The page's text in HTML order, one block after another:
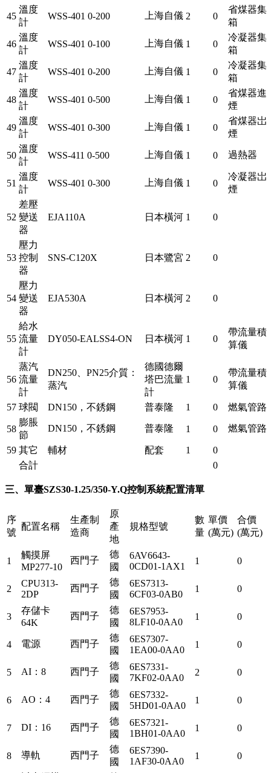
45
溫度
計
WSS-401 0-200 上海自儀 2 0
省煤器集
箱
46
溫度
計
WSS-401 0-100 上海自儀 1 0
冷凝器集
箱
47
溫度
計
WSS-401 0-200 上海自儀 1 0
冷凝器集
箱
48
溫度
計
WSS-401 0-500 上海自儀 1 0
省煤器進
煙
49
溫度
計
WSS-401 0-300 上海自儀 1 0
省煤器岀
煙
50
溫度
計
WSS-411 0-500 上海自儀 1 0 過熱器
51
溫度
計
WSS-401 0-300 上海自儀 1 0
冷凝器岀
煙
52
差壓
變送
器
EJA110A 日本橫河 1 0
53
壓力
控制
器
SNS-C120X 日本鷺宮 2 0
54
壓力
變送
器
EJA530A 日本橫河 2 0
55
給水
流量
計
DY050-EALSS4-ON 日本橫河 1 0
帶流量積
算儀
56
蒸汽
流量
計
DN250、PN25介質：
蒸汽
德國德爾
塔巴流量
計
1 0
帶流量積
算儀
57 球閥 DN150，不銹鋼 普泰隆 1 0 燃氣管路
58
膨脹
節
DN150，不銹鋼 普泰隆 1 0 燃氣管路
59 其它 輔材 配套 1
0
合計
0
三、單臺SZS30-1.25/350-Y.Q控制系統配置清單
序
號
配置名稱
生產制
造商
原
產
地
規格型號
數
量
單價
(萬元)
合價
(萬元)
1
觸摸屏
MP277-10
西門子
德
國
6AV6643-
0CD01-1AX1
1 0
2
CPU313-
2DP
西門子
德
國
6ES7313-
6CF03-0AB0
1 0
3
存儲卡
64K
西門子
德
國
6ES7953-
8LF10-0AA0
1 0
4 電源 西門子
德
國
6ES7307-
1EA00-0AA0
1 0
5 AI：8 西門子
德
國
6ES7331-
7KF02-0AA0
2 0
6 AO：4 西門子
德
國
6ES7332-
5HD01-0AA0
1 0
7 DI：16 西門子
德
國
6ES7321-
1BH01-0AA0
1 0
8 導軌 西門子
德
國
6ES7390-
1AF30-0AA0
1 0